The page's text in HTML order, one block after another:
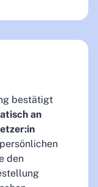
bestätigt
an
den